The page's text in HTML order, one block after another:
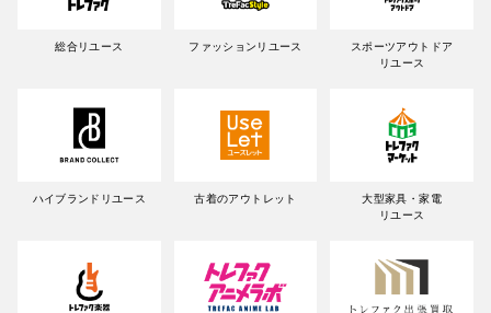
総合リユース ファッションリユース
スポーツアウトドア
リユース
ハイブランドリユース 古着のアウトレット
大型家具・家電
リユース